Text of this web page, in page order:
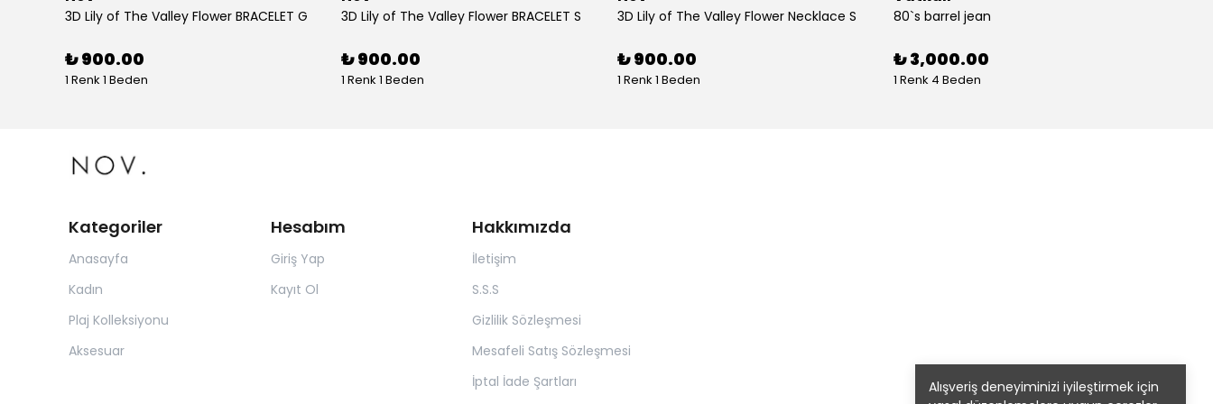
Alışveriş deneyiminizi iyileştirmek için
3D Lily of The Valley Flower BRACELET G
₺ 900.00
1 Renk 1 Beden
3D Lily of The Valley Flower BRACELET S
₺ 900.00
1 Renk 1 Beden
3D Lily of The Valley Flower Necklace S
₺ 900.00
1 Renk 1 Beden
80`s barrel jean
₺ 3,000.00
1 Renk 4 Beden
Kategoriler
Anasayfa
Kadın
Plaj Kolleksiyonu
Aksesuar
Hesabım
Giriş Yap
Kayıt Ol
Hakkımızda
İletişim
S.S.S
Gizlilik Sözleşmesi
Mesafeli Satış Sözleşmesi
İptal İade Şartları